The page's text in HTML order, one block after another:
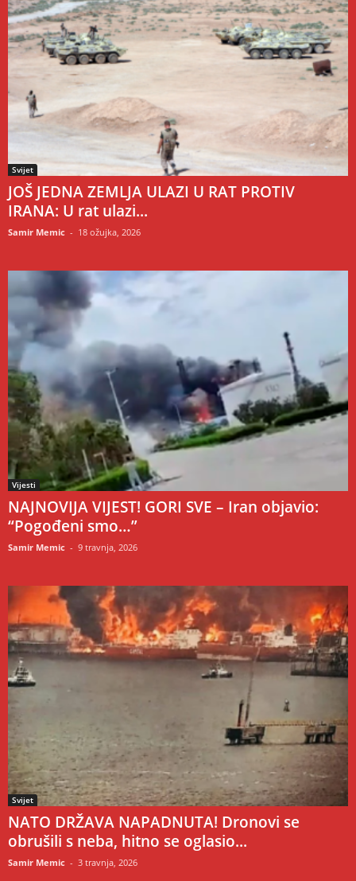
Svijet
JOŠ JEDNA ZEMLJA ULAZI U RAT PROTIV
IRANA: U rat ulazi...
Samir Memic - 18 ožujka, 2026
Vijesti
NAJNOVIJA VIJEST! GORI SVE – Iran objavio:
“Pogođeni smo…”
Samir Memic - 9 travnja, 2026
Svijet
NATO DRŽAVA NAPADNUTA! Dronovi se
obrušili s neba, hitno se oglasio...
Samir Memic - 3 travnja, 2026